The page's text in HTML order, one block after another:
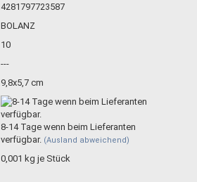
4281797723587
BOLANZ
10
---
9,8x5,7 cm
8-14 Tage wenn beim Lieferanten
verfügbar. (Ausland abweichend)
0,001 kg je Stück